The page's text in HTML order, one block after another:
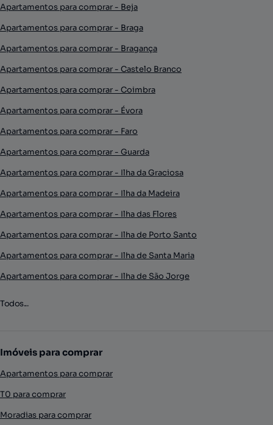
Apartamentos para comprar - Beja
Apartamentos para comprar - Braga
Apartamentos para comprar - Bragança
Apartamentos para comprar - Castelo Branco
Apartamentos para comprar - Coimbra
Apartamentos para comprar - Évora
Apartamentos para comprar - Faro
Apartamentos para comprar - Guarda
Apartamentos para comprar - Ilha da Graciosa
Apartamentos para comprar - Ilha da Madeira
Apartamentos para comprar - Ilha das Flores
Apartamentos para comprar - Ilha de Porto Santo
Apartamentos para comprar - Ilha de Santa Maria
Apartamentos para comprar - Ilha de São Jorge
Todos...
Imóveis para comprar
Apartamentos para comprar
T0 para comprar
Moradias para comprar